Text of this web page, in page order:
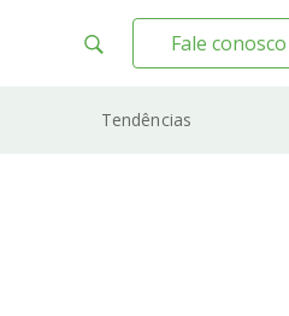
Fale conosco
Tendências